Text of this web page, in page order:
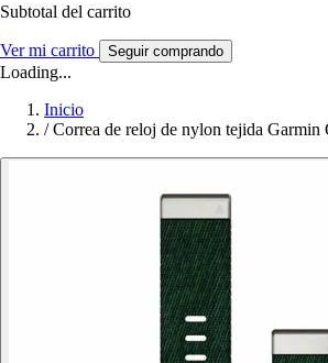
Subtotal del carrito
Ver mi carrito Seguir comprando
Loading...
Inicio
/ Correa de reloj de nylon tejida Garmin